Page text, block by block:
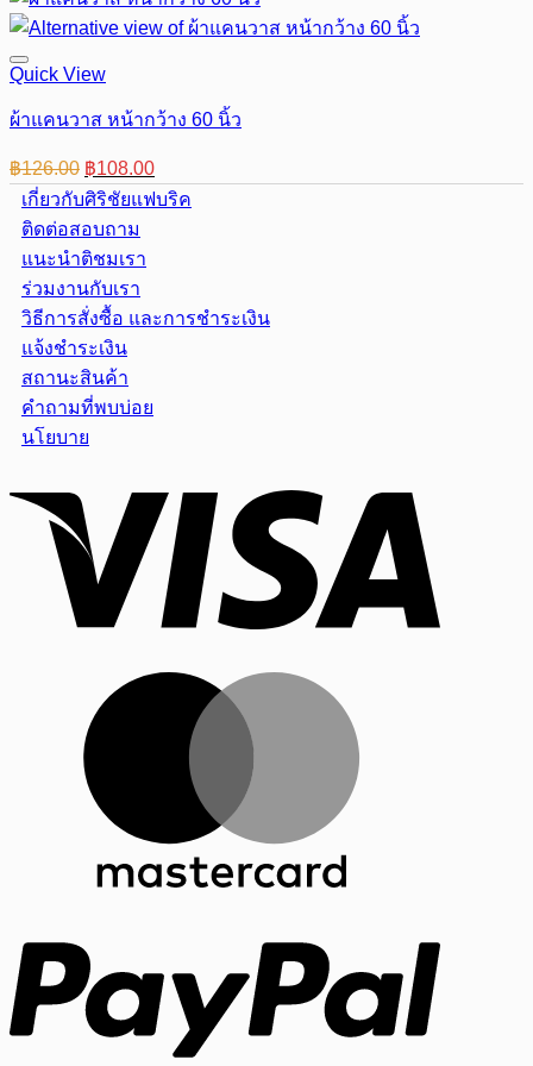
Quick View
ผ้าแคนวาส หน้ากว้าง 60 นิ้ว
฿126.00 Original
price
was:
฿126.00.
฿108.00Current
price
is:
เกี่ยวกับศิริชัยแฟบริค
ติดต่อสอบถาม
แนะนำติชมเรา
ร่วมงานกับเรา
วิธีการสั่งซื้อ และการชำระเงิน
แจ้งชำระเงิน
สถานะสินค้า
คำถามที่พบบ่อย
นโยบาย